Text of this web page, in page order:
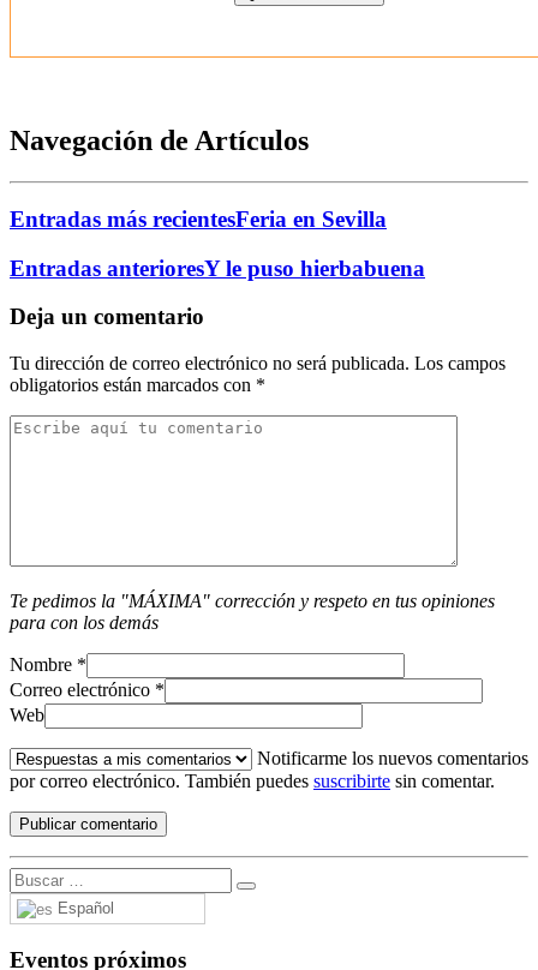
Navegación de Artículos
Entradas más recientesFeria en Sevilla
Entradas anterioresY le puso hierbabuena
Deja un comentario
Tu dirección de correo electrónico no será publicada. Los campos
obligatorios están marcados con *
Te pedimos la "MÁXIMA" corrección y respeto en tus opiniones
para con los demás
Nombre *
Correo electrónico *
Web
Notificarme los nuevos comentarios
por correo electrónico. También puedes suscribirte sin comentar.
Español
Eventos próximos